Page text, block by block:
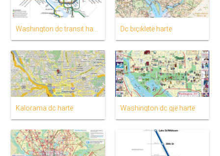
Dc biçikletë hartë
Kalorama dc hartë Washington dc gjë hartë